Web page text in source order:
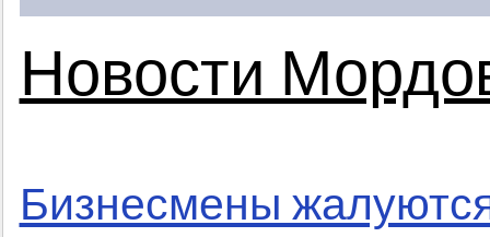
Новости
Бизнесмены